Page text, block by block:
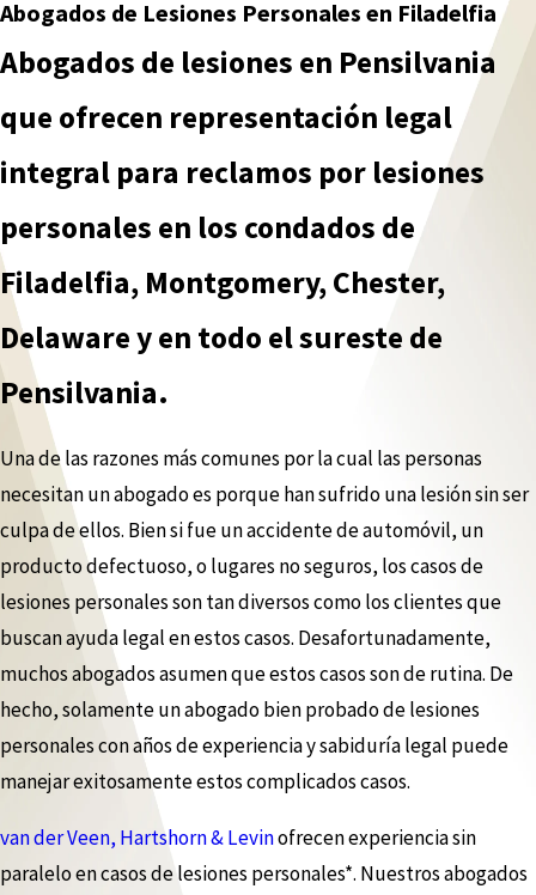
Abogados de Lesiones Personales en Filadelfia
Abogados de lesiones en Pensilvania
que ofrecen representación legal
integral para reclamos por lesiones
personales en los condados de
Filadelfia, Montgomery, Chester,
Delaware y en todo el sureste de
Pensilvania.
Una de las razones más comunes por la cual las personas
necesitan un abogado es porque han sufrido una lesión sin ser
culpa de ellos. Bien si fue un accidente de automóvil, un
producto defectuoso, o lugares no seguros, los casos de
lesiones personales son tan diversos como los clientes que
buscan ayuda legal en estos casos. Desafortunadamente,
muchos abogados asumen que estos casos son de rutina. De
hecho, solamente un abogado bien probado de lesiones
personales con años de experiencia y sabiduría legal puede
manejar exitosamente estos complicados casos.
van der Veen, Hartshorn & Levinofrecen experiencia sin
paralelo en casos de lesiones personales*. Nuestros abogados